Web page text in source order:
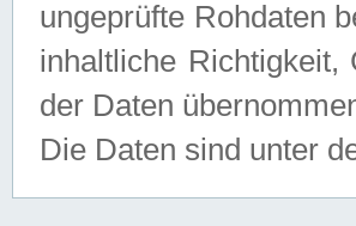
ungeprüfte Rohdaten
inhaltliche Richtigkeit,
der Daten
Die Daten sind unter